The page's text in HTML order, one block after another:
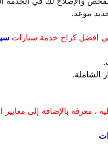
موعد.
في افضل كراج خدمة سيارات
الشاملة.
، معرفة بالإضافة إلى معايير